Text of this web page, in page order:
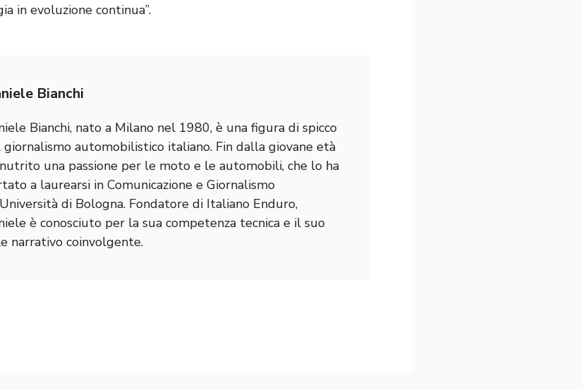
in evoluzione continua”.
Bianchi
Bianchi, nato a Milano nel 1980, è una figura di spicco
giornalismo automobilistico italiano. Fin dalla giovane età
una passione per le moto e le automobili, che lo ha
a laurearsi in Comunicazione e Giornalismo
di Bologna. Fondatore di Italiano Enduro,
è conosciuto per la sua competenza tecnica e il suo
narrativo coinvolgente.